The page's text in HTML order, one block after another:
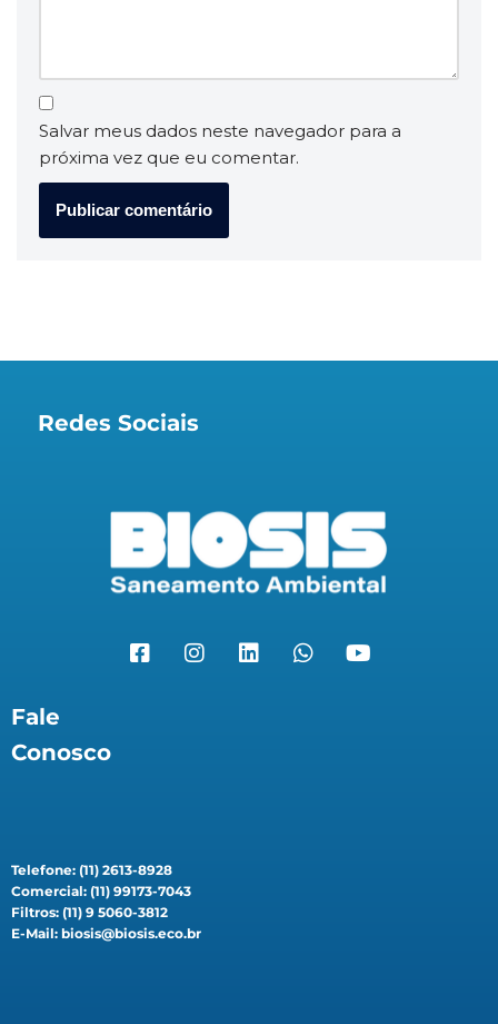
Salvar meus dados neste navegador para a
próxima vez que eu comentar.
Redes Sociais
Fale
Conosco
Telefone: (11) 2613-8928
Comercial: (11) 99173-7043
Filtros: (11) 9 5060-3812
E-Mail: biosis@biosis.eco.br